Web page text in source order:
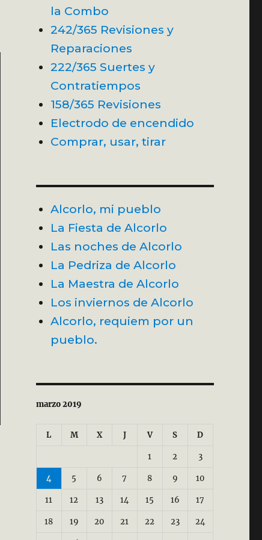
la Combo
242/365 Revisiones y
Reparaciones
222/365 Suertes y
Contratiempos
158/365 Revisiones
Electrodo de encendido
Comprar, usar, tirar
Alcorlo, mi pueblo
La Fiesta de Alcorlo
Las noches de Alcorlo
La Pedriza de Alcorlo
La Maestra de Alcorlo
Los inviernos de Alcorlo
Alcorlo, requiem por un
pueblo.
marzo 2019
L M X J V S D
1 2 3
4 5 6 7 8 9 10
11 12 13 14 15 16 17
18 19 20 21 22 23 24